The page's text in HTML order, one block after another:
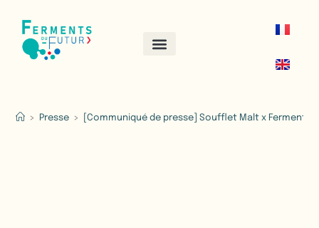
> Presse > [Communiqué de presse] Soufflet Malt x Ferments